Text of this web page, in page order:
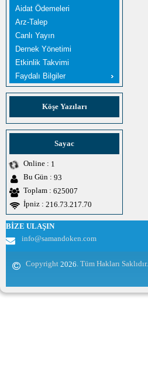
Aidat Ödemeleri
Arz-Talep
Canlı Yayın
Dernek Yönetimi
Etkinlik Takvimi
Faydalı Bilgiler
Köşe Yazıları
Sayac
Online : 1
Bu Gün : 93
Toplam : 625007
İpniz : 216.73.217.70
BİZE ULAŞIN
info@samandoken.com
Copyright 2026 . Tüm Hakları Saklıdır.